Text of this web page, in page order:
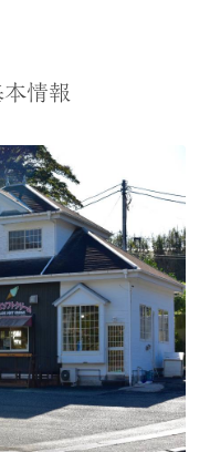
情報